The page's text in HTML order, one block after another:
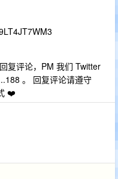
复评论，PM 我们 Twitter
。 回复评论请遵守
❤️